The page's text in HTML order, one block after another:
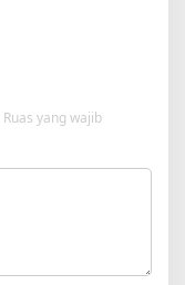
Ruas yang wajib